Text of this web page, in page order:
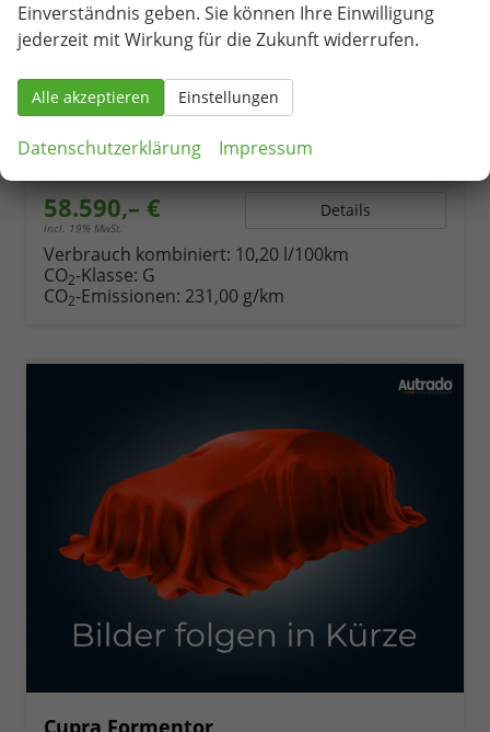
Cupra Formentor
VZ5 2.5 TSI 7-Gang-DSG 4Drive
Fahrzeugnr. 82127 GetriebeAutomatik
Benzin
58.590,– €
incl. 19% MwSt.
Details
Verbrauch kombiniert: 10,20 l/100km
CO2-Klasse: G
CO2-Emissionen: 231,00 g/km
Cupra Formentor
Einverständnis geben. Sie können Ihre Einwilligung
jederzeit mit Wirkung für die Zukunft widerrufen.
Alle akzeptieren Einstellungen
Datenschutzerklärung Impressum